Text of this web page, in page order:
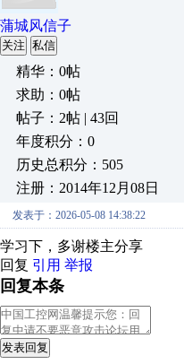
蒲城风信子
关注 私信
精华：0帖
求助：0帖
帖子：2帖 | 43回
年度积分：0
历史总积分：505
注册：2014年12月08日
发表于：2026-05-08 14:38:22
学习下，多谢楼主分享
回复 引用 举报
回复本条
发表回复